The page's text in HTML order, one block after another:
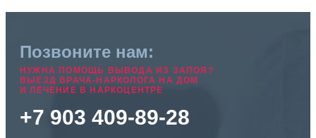
Позвоните нам:
НУЖНА ПОМОЩЬ ВЫВОДА ИЗ ЗАПОЯ?
ВЫЕЗД ВРАЧА-НАРКОЛОГА НА ДОМ
И ЛЕЧЕНИЕ В НАРКОЦЕНТРЕ
+7 903 409-89-28